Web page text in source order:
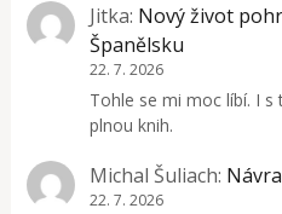
Jitka: Nový život
Španělsku
22. 7. 2026
Tohle se mi moc líbí. I
plnou knih.
Michal Šuliach:
22. 7. 2026